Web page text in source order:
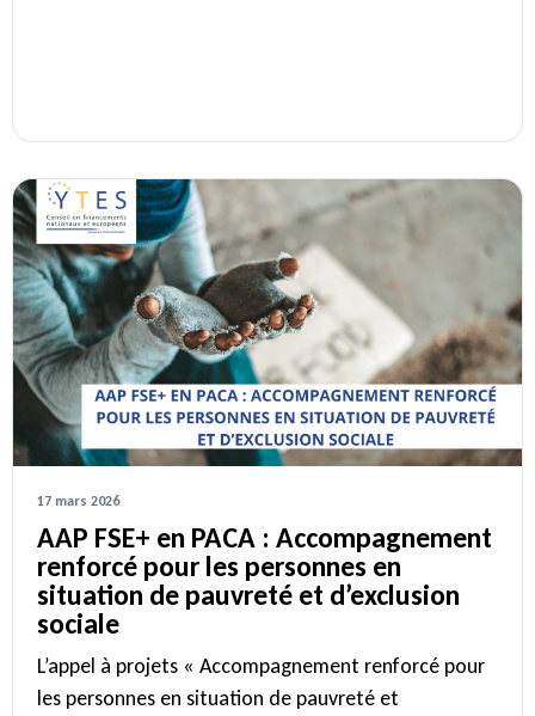
17 mars 2026
AAP FSE+ en PACA : Accompagnement
renforcé pour les personnes en
situation de pauvreté et d’exclusion
sociale
L’appel à projets « Accompagnement renforcé pour
les personnes en situation de pauvreté et